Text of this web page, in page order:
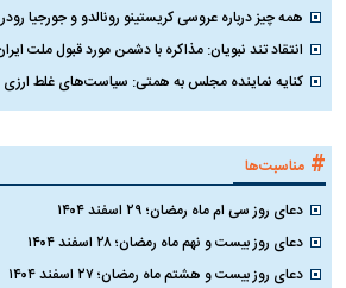
همه چیز درباره عروسی کریستینو رونالدو و جورجیا
انتقاد تند نبویان: مذاکره با دشمن مورد قبول ملت
کنایه نماینده مجلس به همتی: سیاست‌های غلط ارزی
# مناسبت‌ها
دعای روز سی ام ماه رمضان؛ ۲۹ اسفند ۱۴۰۴
دعای روز بیست و نهم ماه رمضان؛ ۲۸ اسفند ۱۴۰۴
دعای روز بیست و هشتم ماه رمضان؛ ۲۷ اسفند ۱۴۰۴